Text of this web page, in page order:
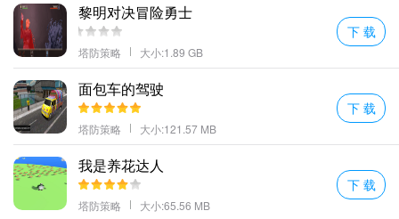
黎明对决冒险勇士
塔防策略 大小:1.89 GB
下 载
面包车的驾驶
塔防策略 大小:121.57 MB
下 载
我是养花达人
塔防策略 大小:65.56 MB
下 载